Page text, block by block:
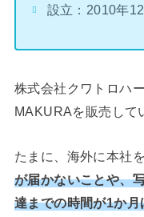
設立：2010年
株式会社クワトロハ
MAKURAを販売して
たまに、海外に本社
が届かないことや、
達までの時間が1か